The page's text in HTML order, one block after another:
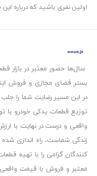
اولین نفری باشید که درباره
سال‌ها حضور معتبر در بازار
بستر فضای مجازی و فروش
در این مسیر رضایت شما را
توزیع قطعات یدکی خودرو با
واقعی و درست.در نهایت با
زندگی شماست، راه اندازی
کنندگان گرامی را با تهیه
معتبر و فروش با قیمت واقعی